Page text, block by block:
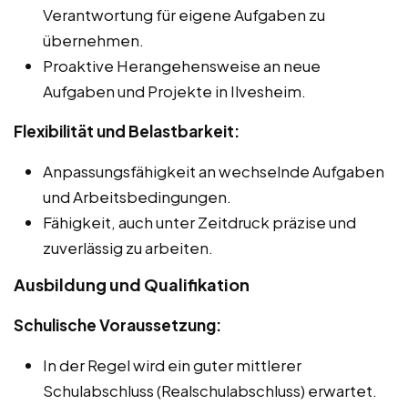
Verantwortung für eigene Aufgaben zu
übernehmen.
Proaktive Herangehensweise an neue
Aufgaben und Projekte in Ilvesheim.
Flexibilität und Belastbarkeit:
Anpassungsfähigkeit an wechselnde Aufgaben
und Arbeitsbedingungen.
Fähigkeit, auch unter Zeitdruck präzise und
zuverlässig zu arbeiten.
Ausbildung und Qualifikation
Schulische Voraussetzung:
In der Regel wird ein guter mittlerer
Schulabschluss (Realschulabschluss) erwartet.